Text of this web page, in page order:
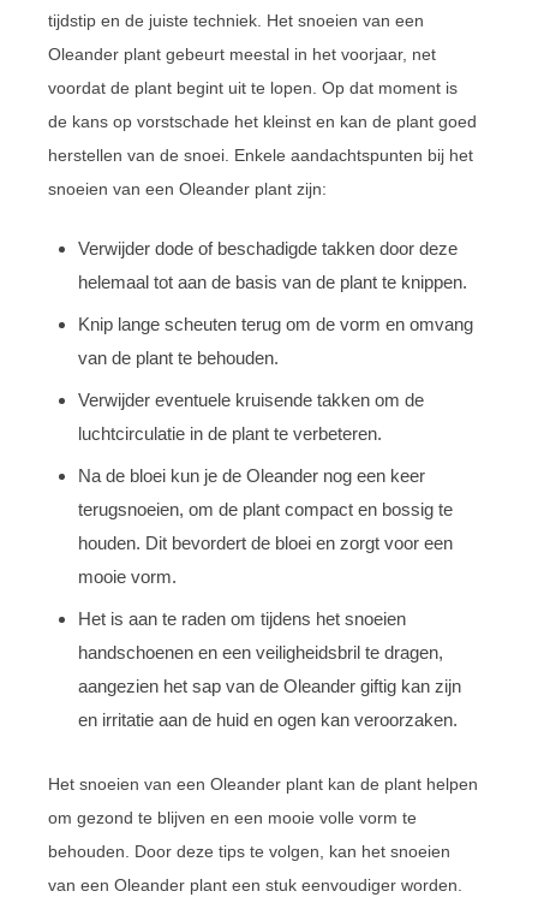
tijdstip en de juiste techniek. Het snoeien van een
Oleander plant gebeurt meestal in het voorjaar, net
voordat de plant begint uit te lopen. Op dat moment is
de kans op vorstschade het kleinst en kan de plant goed
herstellen van de snoei. Enkele aandachtspunten bij het
snoeien van een Oleander plant zijn:
Verwijder dode of beschadigde takken door deze
helemaal tot aan de basis van de plant te knippen.
Knip lange scheuten terug om de vorm en omvang
van de plant te behouden.
Verwijder eventuele kruisende takken om de
luchtcirculatie in de plant te verbeteren.
Na de bloei kun je de Oleander nog een keer
terugsnoeien, om de plant compact en bossig te
houden. Dit bevordert de bloei en zorgt voor een
mooie vorm.
Het is aan te raden om tijdens het snoeien
handschoenen en een veiligheidsbril te dragen,
aangezien het sap van de Oleander giftig kan zijn
en irritatie aan de huid en ogen kan veroorzaken.
Het snoeien van een Oleander plant kan de plant helpen
om gezond te blijven en een mooie volle vorm te
behouden. Door deze tips te volgen, kan het snoeien
van een Oleander plant een stuk eenvoudiger worden.